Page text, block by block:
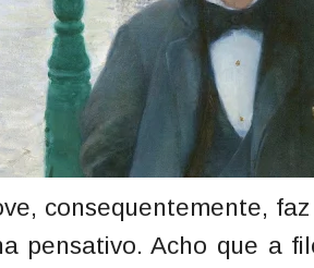
consequentemente,
pensativo. Acho que a